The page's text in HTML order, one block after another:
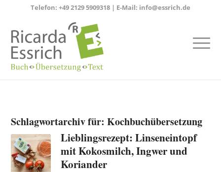
Telefon: +49 2129 5909318 | E-Mail: info@essrich.de
Schlagwortarchiv für:Kochbuchübersetzung
Lieblingsrezept: Linseneintopf
mit Kokosmilch, Ingwer und
Koriander